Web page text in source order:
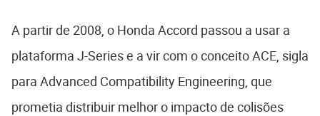
A partir de 2008, o Honda Accord passou a usar a
plataforma J-Series e a vir com o conceito ACE, sigla
para Advanced Compatibility Engineering, que
prometia distribuir melhor o impacto de colisões